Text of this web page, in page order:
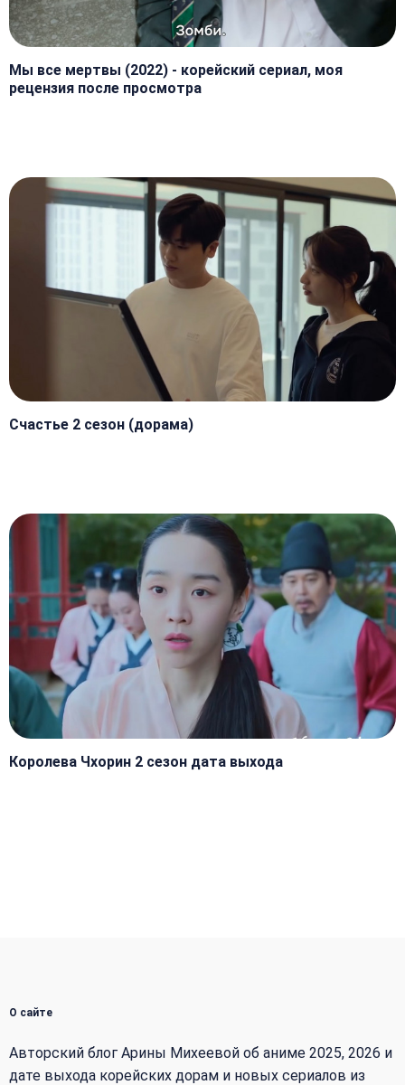
Мы все мертвы (2022) - корейский сериал, моя
рецензия после просмотра
Счастье 2 сезон (дорама)
Королева Чхорин 2 сезон дата выхода
О сайте
Авторский блог Арины Михеевой об аниме 2025, 2026 и
дате выхода корейских дорам и новых сериалов из